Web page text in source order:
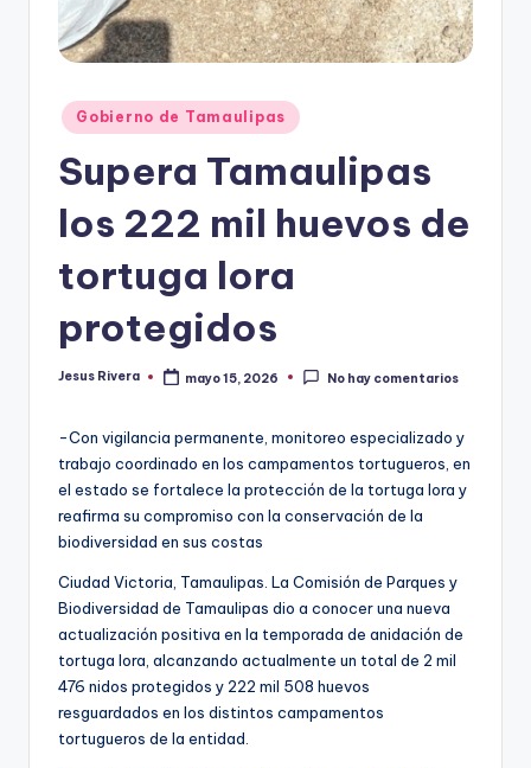
Publicado
en
Gobierno de Tamaulipas
Supera Tamaulipas
los 222 mil huevos de
tortuga lora
protegidos
Publicado
Jesus Rivera mayo 15, 2026 No hay comentarios
-Con vigilancia permanente, monitoreo especializado y
trabajo coordinado en los campamentos tortugueros, en
el estado se fortalece la protección de la tortuga lora y
reafirma su compromiso con la conservación de la
biodiversidad en sus costas
Ciudad Victoria, Tamaulipas. La Comisión de Parques y
Biodiversidad de Tamaulipas dio a conocer una nueva
actualización positiva en la temporada de anidación de
tortuga lora, alcanzando actualmente un total de 2 mil
476 nidos protegidos y 222 mil 508 huevos
resguardados en los distintos campamentos
tortugueros de la entidad.